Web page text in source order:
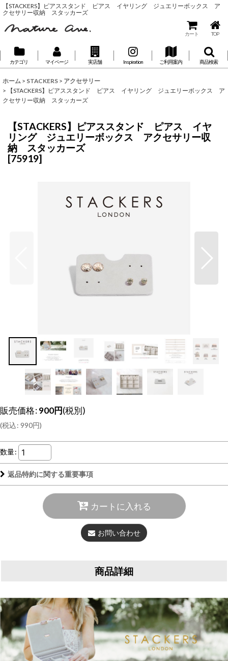
【STACKERS】ピアススタンド ピアス イヤリング ジュエリーボックス ア
クセサリー収納 スタッカーズ
カート TOP
カテゴリ マイページ 実店舗 Inspiration ご利用案内 商品検索
ホーム > STACKERS > アクセサリー
>
【STACKERS】ピアススタンド ピアス イヤリング ジュエリーボックス ア
クセサリー収納 スタッカーズ
【STACKERS】ピアススタンド ピアス イヤ
リング ジュエリーボックス アクセサリー収
納 スタッカーズ
[75919]
販売価格:900円(税別)
(税込: 990円)
数量:
返品特約に関する重要事項
カートに入れる
お問い合わせ
商品詳細